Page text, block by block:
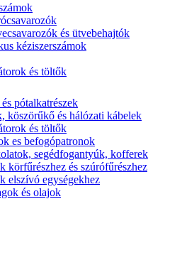
és ütvebehajtók
kéziszerszámok
és töltők
pótalkatrészek
köszörűkő és hálózati kábelek
és töltők
es befogópatronok
segédfogantyúk, kofferek
körfűrészhez és szúrófűrészhez
elszívó egységekhez
és olajok